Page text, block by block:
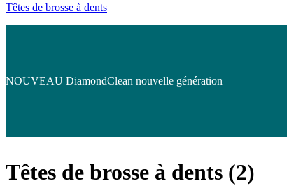
Têtes de brosse à dents
NOUVEAU DiamondClean nouvelle génération
Têtes de brosse à dents (2)